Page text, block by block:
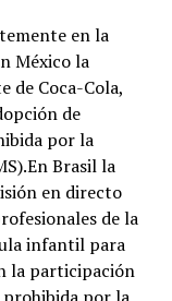
en la
México la
de Coca-Cola,
de
por la
Brasil la
en directo
de la
infantil para
la participación